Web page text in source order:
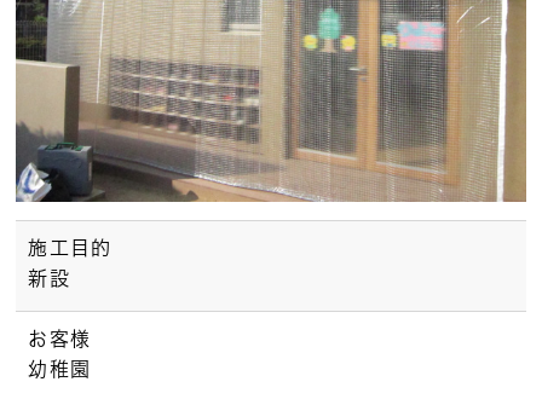
施工目的
新設
お客様
幼稚園